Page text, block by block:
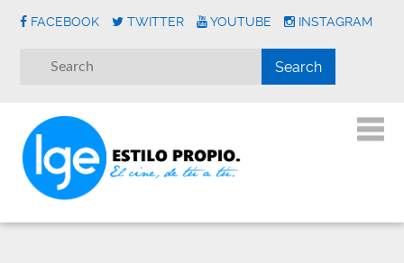
FACEBOOK TWITTER YOUTUBE INSTAGRAM